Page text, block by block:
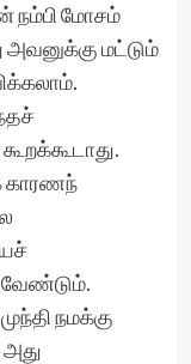
நம்பி மோசம்
அவனுக்கு மட்டும்
காரணந்
வேண்டும்.
நமக்கு
அது